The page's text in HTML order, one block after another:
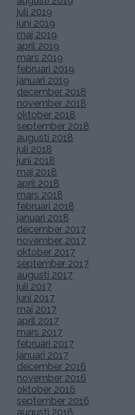
juli 2019
juni 2019
maj 2019
april 2019
mars 2019
februari 2019
januari 2019
december 2018
november 2018
oktober 2018
september 2018
augusti 2018
juli 2018
juni 2018
maj 2018
april 2018
mars 2018
februari 2018
januari 2018
december 2017
november 2017
oktober 2017
september 2017
augusti 2017
juli 2017
juni 2017
maj 2017
april 2017
mars 2017
februari 2017
januari 2017
december 2016
november 2016
oktober 2016
september 2016
augusti 2016